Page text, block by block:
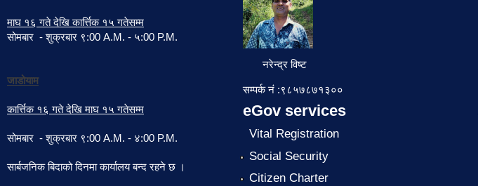
माघ १६ गते देखि कार्त्तिक १५ गतेसम्म
सोमबार - शुक्रबार ९:00 A.M. - ५:00 P.M.
जाडोयाम
कार्त्तिक १६ गते देखि माघ १५ गतेसम्म
सोमबार - शुक्रबार ९:00 A.M. - ४:00 P.M.
सार्बजनिक बिदाको दिनमा कार्यालय बन्द रहने छ ।
नरेन्द्र विष्ट
सम्पर्क नं :९८५७८७१३००
eGov services
Vital Registration
Social Security
Citizen Charter